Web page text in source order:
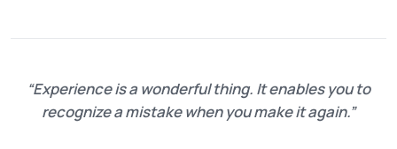
Experience is a wonderful thing. It enables you to
recognize a mistake when you make it again.